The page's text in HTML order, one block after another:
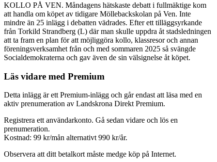
KOLLO PÅ VEN. Måndagens hätskaste debatt i fullmäktige kom
att handla om köpet av tidigare Möllebackskolan på Ven. Inte
mindre än 25 inlägg i debatten vädrades. Efter ett tilläggsyrkande
från Torkild Strandberg (L) där man skulle uppdra åt stadsledningen
att ta fram en plan för att möjliggöra kollo, klassresor och annan
föreningsverksamhet från och med sommaren 2025 så svängde
Socialdemokraterna och gav även de sin välsignelse åt köpet.
Läs vidare med Premium
Detta inlägg är ett Premium-inlägg och går endast att läsa med en
aktiv prenumeration av Landskrona Direkt Premium.
Registrera ett användarkonto. Gå sedan vidare och lös en
prenumeration.
Kostnad: 99 kr/mån alternativt 990 kr/år.
Observera att ditt betalkort måste medge köp på Internet.